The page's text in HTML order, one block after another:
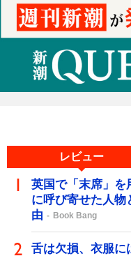
レビュー
英国で「末席」を
に呼び寄せた人
由
Book Bang
舌は欠損、衣服